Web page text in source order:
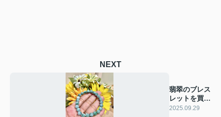
NEXT
翡翠のブレス
レットを買い
ました(^^♪
2025.09.29